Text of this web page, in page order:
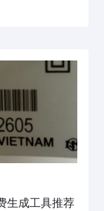
生成工具推荐